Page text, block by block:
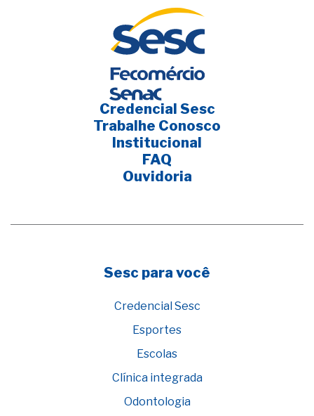
Credencial Sesc
Trabalhe Conosco
Institucional
FAQ
Ouvidoria
Sesc para você
Credencial Sesc
Esportes
Escolas
Clínica integrada
Odontologia